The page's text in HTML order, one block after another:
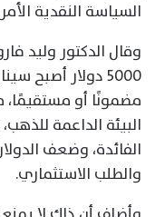
السياسة النقدية
وقال الدكتور وليد
5000 دولار أصبح
مضمونًا أو مستقيمًا،
البيئة الداعمة
الفائدة، وضعف
والطلب الاستثماري.